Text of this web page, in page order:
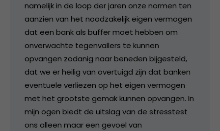
namelijk in de loop der jaren onze normen ten
aanzien van het noodzakelijk eigen vermogen
dat een bank als buffer moet hebben om
onverwachte tegenvallers te kunnen
opvangen zodanig naar beneden bijgesteld,
dat we er heilig van overtuigd zijn dat banken
eventuele verliezen op het eigen vermogen
met het grootste gemak kunnen opvangen. In
mijn ogen biedt de uitslag van de stresstest
ons alleen maar een gevoel van